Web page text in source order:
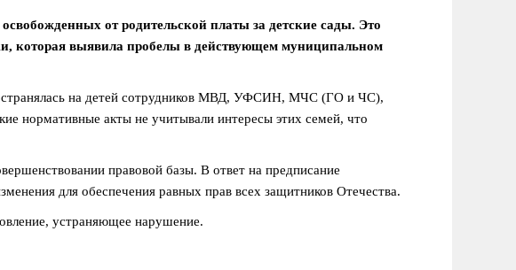
от родительской платы за детские сады. Это
которая выявила пробелы в действующем муниципальном
на детей сотрудников МВД, УФСИН, МЧС (ГО и ЧС),
нормативные акты не учитывали интересы этих семей, что
правовой базы. В ответ на предписание
для обеспечения равных прав всех защитников Отечества.
устраняющее нарушение.